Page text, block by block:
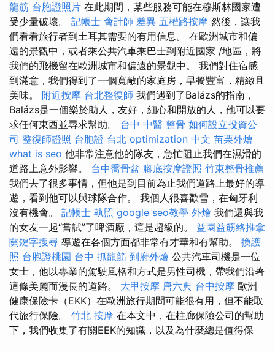
龍筋 台胞證照片 在此期間，某些服務可能在穆斯林國家遭
受少量破壞。 記帳士 會計師 差異 五權路按摩 然後，讓我
們看看旅行者到土耳其需要的有用信息。 在歐洲城市和偏
遠的景觀中，或者乘公共汽車乘巴士到附近國家 /地區，將
我們的飛機留在歐洲城市和偏遠的景觀中。 我們對住宿感
到滿意，我們得到了一個寬敞的家庭房，早餐豐富，精緻且
美味。 附近按摩 台北整復師 我們遇到了Balázs的指南，
Balázs是一個樂於助人，友好，細心和開放的人，他可以要
求任何東西並尋求幫助。 台中 中醫 整骨 如何設立投資公
司 整復師證照 台胞證 台北 optimization 中文 苗栗外燴
what is seo 他非常注意他的隊友，急忙阻止我們在濕滑的
道路上意外影響。 台中喬骨盆 腳底按摩證照 竹東整骨推薦
我們去了很多事情，但他是到目前為止我們道路上最好的導
遊，看到他可以與球隊合作。 我個人很喜歡雪，在匈牙利
沒有機會。 記帳士 執照 google seo教學 外燴 我們還與我
的女友一起“嘗試”了啤酒廠，這是超級的。 益園益筋絡推拿
關鍵字搜尋 導遊在各個方面都非常有才華和有幫助。 換護
照 台胞證桃園 台中 抓龍筋 到府外燴 公共汽車司機是一位
女士，他以專業的駕駛風格和方式是男性司機，帶我們沿著
這條美麗而漫長的道路。 大甲按摩 唐六典 台中按摩 歐洲
健康保險卡（EKK）在歐洲旅行期間可能很有用，但不能取
代旅行保險。 竹北 按摩 在本文中，在柱廊保險公司的幫助
下，我們收集了有關EEK的知識，以及為什麼總是值得保